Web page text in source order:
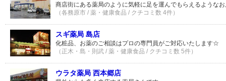
商店街にある薬局のように気軽に足を運んでもらえるような
（各務原市 / 薬・健康食品 / クチコミ数 4件）
スギ薬局 島店
化粧品、お薬のご相談はプロの専門員がご対応いたします☆
（正木・島・則武 / 薬・健康食品 / クチコミ数 5件）
ウラタ薬局 西本郷店